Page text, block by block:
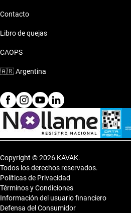
Contacto
Libro de quejas
CAOPS
🇦🇷Argentina
Copyright © 2026 KAVAK.
Todos los derechos reservados.
Políticas de Privacidad
Términos y Condiciones
Información del usuario financiero
Defensa del Consumidor